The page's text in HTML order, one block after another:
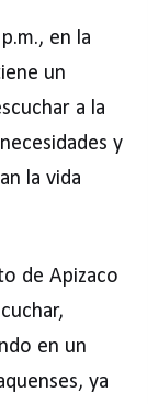
en la
un
a la
y
la vida
de Apizaco
en un
ya